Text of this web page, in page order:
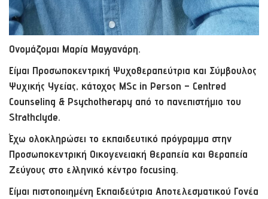
Ονομάζομαι Μαρία Μαγγανάρη.
Είμαι Προσωποκεντρική Ψυχοθεραπεύτρια και Σύμβουλος
Ψυχικής Υγείας, κάτοχος MSc in Person – Centred
Counseling & Psychotherapy από το πανεπιστήμιο του
Strathclyde.
Έχω ολοκληρώσει το εκπαιδευτικό πρόγραμμα στην
Προσωποκεντρική Οικογενειακή Θεραπεία και Θεραπεία
Ζεύγους στο ελληνικό κέντρο focusing.
Είμαι πιστοποιημένη Εκπαιδεύτρια Αποτελεσματικού Γονέα